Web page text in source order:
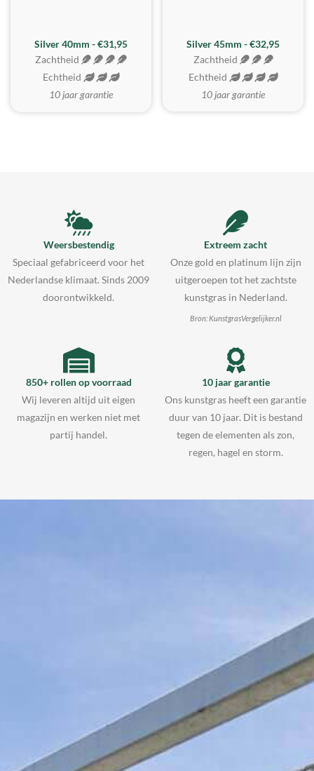
Silver 40mm - €31,95
Zachtheid
Echtheid
10 jaar garantie
MEEST GEKOZEN
Silver 45mm - €32,95
Zachtheid
Echtheid
10 jaar garantie
Weersbestendig
Speciaal gefabriceerd voor het
Nederlandse klimaat. Sinds 2009
doorontwikkeld.
Extreem zacht
Onze gold en platinum lijn zijn
uitgeroepen tot het zachtste
kunstgras in Nederland.
Bron: KunstgrasVergelijker.nl
850+ rollen op voorraad
Wij leveren altijd uit eigen
magazijn en werken niet met
partij handel.
10 jaar garantie
Ons kunstgras heeft een garantie
duur van 10 jaar. Dit is bestand
tegen de elementen als zon,
regen, hagel en storm.